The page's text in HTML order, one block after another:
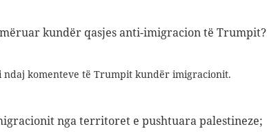
kundër qasjes anti-imigracion të Trumpit?
ndaj komenteve të Trumpit kundër imigracionit.
nga territoret e pushtuara palestineze;